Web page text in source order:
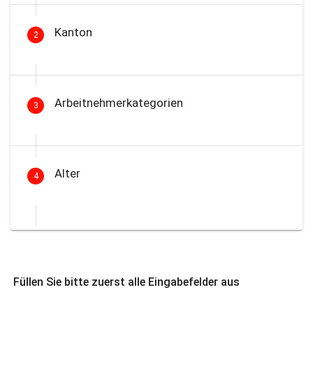
2 Kanton
3 Arbeitnehmerkategorien
4 Alter
Füllen Sie bitte zuerst alle Eingabefelder aus